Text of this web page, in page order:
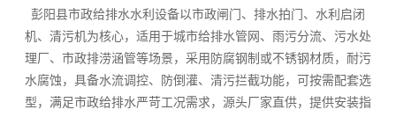
彭阳县市政给排水水利设备以市政闸门、排水拍门、水利启闭
机、清污机为核心，适用于城市给排水管网、雨污分流、污水处
理厂、市政排涝涵管等场景，采用防腐钢制或不锈钢材质，耐污
水腐蚀，具备水流调控、防倒灌、清污拦截功能，可按需配套选
型，满足市政给排水严苛工况需求，源头厂家直供，提供安装指